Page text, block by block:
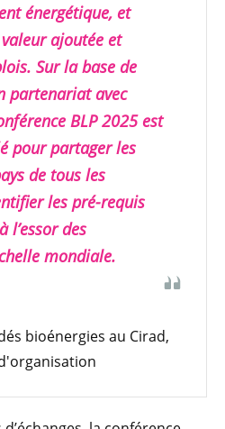
énergétique, et
ajoutée et
Sur la base de
partenariat avec
BLP 2025 est
pour partager les
de tous les
les pré-requis
l’essor des
mondiale.
bioénergies au Cirad,